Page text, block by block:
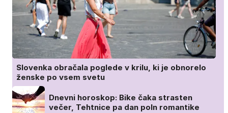
Slovenka obračala poglede v krilu, ki je obnorelo
ženske po vsem svetu
Dnevni horoskop: Bike čaka strasten
večer, Tehtnice pa dan poln romantike